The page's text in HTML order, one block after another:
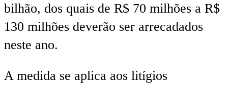
bilhão, dos quais de R$ 70 milhões a R$
130 milhões deverão ser arrecadados
neste ano.
A medida se aplica aos litígios